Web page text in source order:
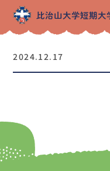
2024.12.17